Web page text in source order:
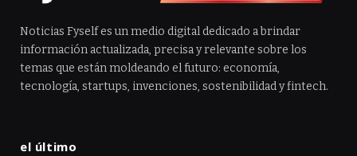
Noticias Fyself es un medio digital dedicado a brindar
información actualizada, precisa y relevante sobre los
temas que están moldeando el futuro: economía,
tecnología, startups, invenciones, sostenibilidad y fintech.
el último